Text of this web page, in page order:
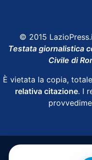
© 2015
Testata giornalistica
Civile di
È vietata la copia,
relativa citazione. I